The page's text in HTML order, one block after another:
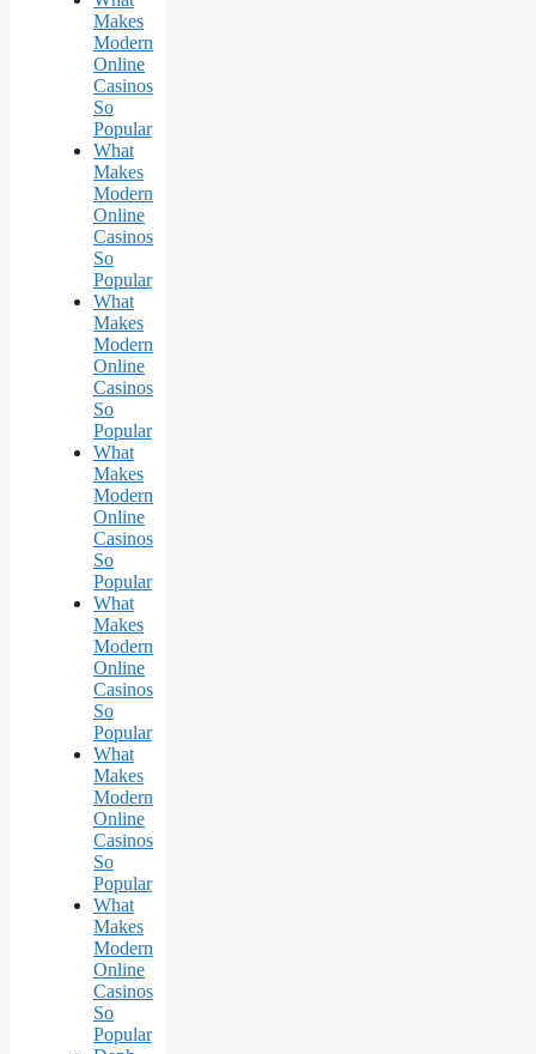
Makes
Modern
Online
Casinos
So
Popular
What
Makes
Modern
Online
Casinos
So
Popular
What
Makes
Modern
Online
Casinos
So
Popular
What
Makes
Modern
Online
Casinos
So
Popular
What
Makes
Modern
Online
Casinos
So
Popular
What
Makes
Modern
Online
Casinos
So
Popular
What
Makes
Modern
Online
Casinos
So
Popular